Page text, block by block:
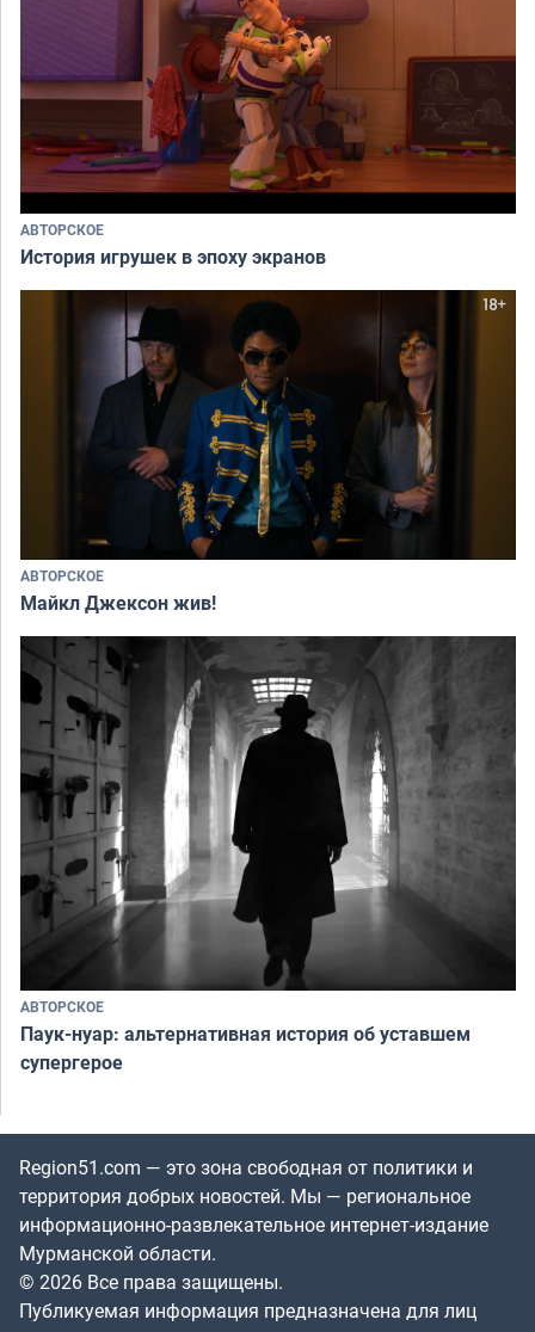
АВТОРСКОЕ
История игрушек в эпоху экранов
АВТОРСКОЕ
Майкл Джексон жив!
АВТОРСКОЕ
Паук-нуар: альтернативная история об уставшем
супергерое
Region51.com — это зона свободная от политики и
территория добрых новостей. Мы — региональное
информационно-развлекательное интернет-издание
Мурманской области.
© 2026 Все права защищены.
Публикуемая информация предназначена для лиц